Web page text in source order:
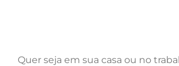
Quer seja em sua casa ou no